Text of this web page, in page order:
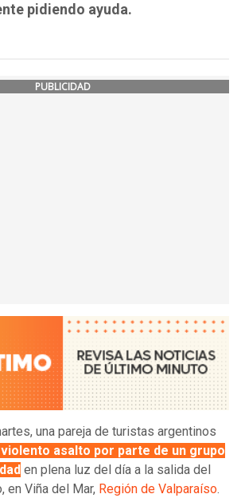
pidiendo ayuda.
PUBLICIDAD
una pareja de turistas argentinos
asalto por parte de un grupo
en plena luz del día a la salida del
en Viña del Mar, Región de Valparaíso.